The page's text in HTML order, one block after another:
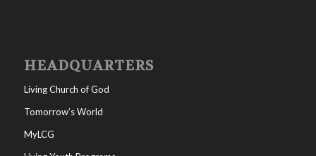
HEADQUARTERS
Living Church of God
Tomorrow’s World
MyLCG